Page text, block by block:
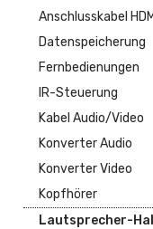
Anschlusskabel HDMI
Datenspeicherung
Fernbedienungen
IR-Steuerung
Kabel Audio/Video
Konverter Audio
Konverter Video
Kopfhörer
Lautsprecher-